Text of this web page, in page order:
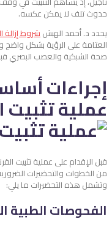
حدوث تلف لا يمكن عكسه.
يحدد د. أحمد الهبش شروط إزالة
العتامة على الرؤية بشكل واضح
صحة الشبكية والعصب البصري
إجراءات
عملية تثبيت
قبل الإقدام على عملية تثبيت
من الخطوات والتحضيرات
وتشمل هذه التحضيرات ما يلي:
الفحوصات الطبية